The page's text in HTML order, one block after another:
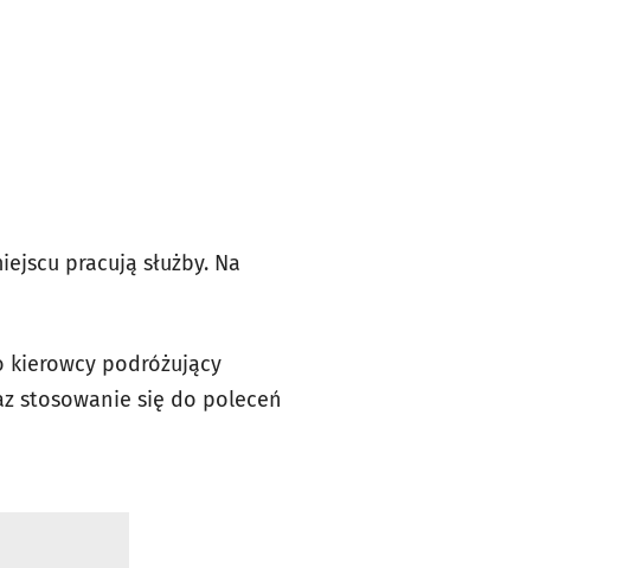
pracują służby. Na
kierowcy podróżujący
stosowanie się do poleceń